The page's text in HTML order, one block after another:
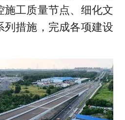
施工质量节点、细化文
列措施，完成各项建设